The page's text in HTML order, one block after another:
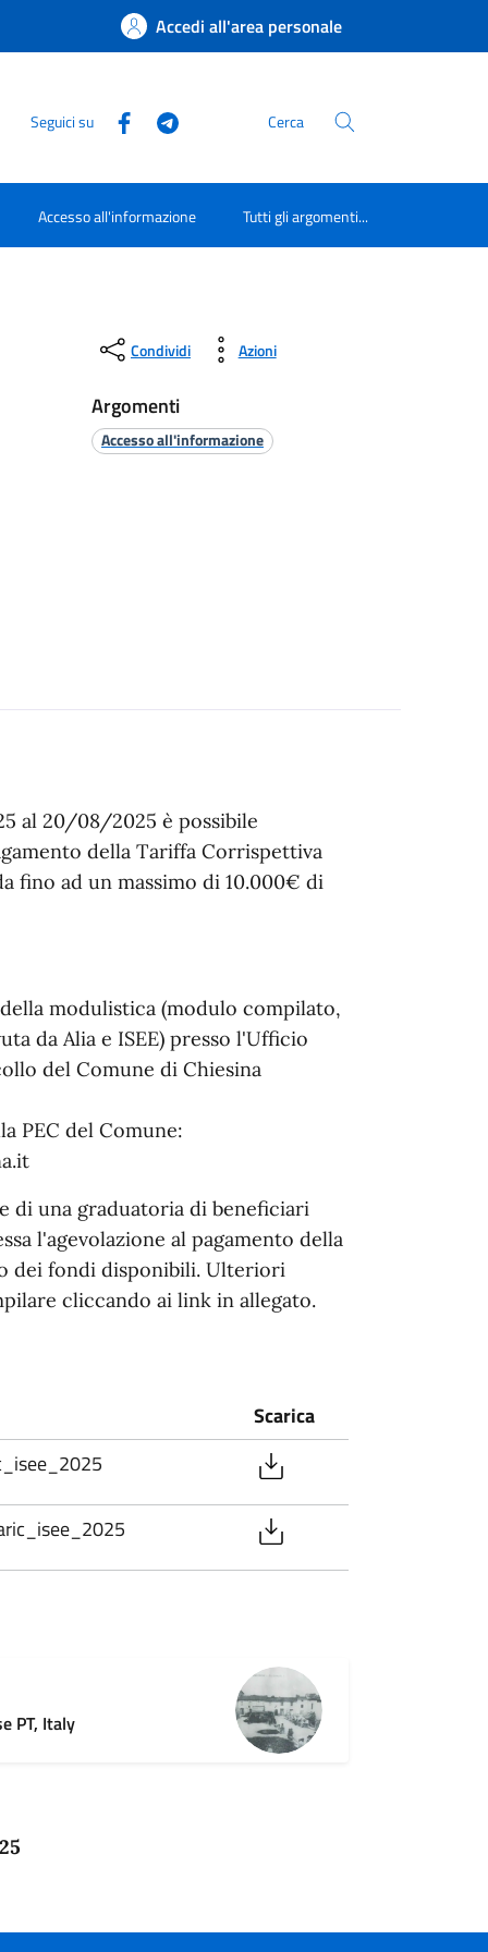
Accedi all'area personale
Seguici su Cerca
Accesso all'informazione Tutti gli argomenti...
Condividi Azioni
Argomenti
Accesso all'informazione
al 20/08/2025 è possibile
della Tariffa Corrispettiva
fino ad un massimo di 10.000€ di
modulistica (modulo compilato,
da Alia e ISEE) presso l'Ufficio
del Comune di Chiesina
PEC del Comune:
di una graduatoria di beneficiari
l'agevolazione al pagamento della
dei fondi disponibili. Ulteriori
cliccando ai link in allegato.
Scarica
PT, Italy